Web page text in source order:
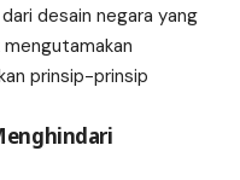
desain negara yang
prinsip-prinsip